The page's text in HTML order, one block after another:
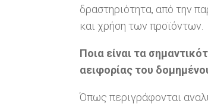
δραστηριότητα, από την
και χρήση των προϊόντων.
Ποια είναι τα
αειφορίας του
Όπως περιγράφονται